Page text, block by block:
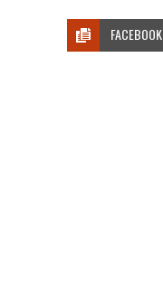
FACEBOOK